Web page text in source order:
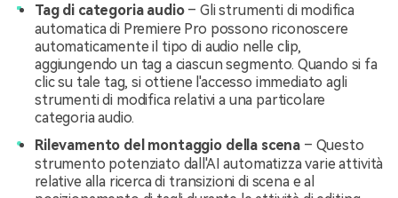
Tag di categoria audio– Gli strumenti di modifica
automatica di Premiere Pro possono riconoscere
automaticamente il tipo di audio nelle clip,
aggiungendo un tag a ciascun segmento. Quando si fa
clic su tale tag, si ottiene l'accesso immediato agli
strumenti di modifica relativi a una particolare
categoria audio.
Rilevamento del montaggio della scena – Questo
strumento potenziato dall'AI automatizza varie attività
relative alla ricerca di transizioni di scena e al